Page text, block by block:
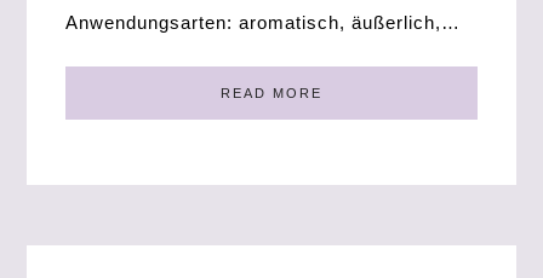
Anwendungsarten: aromatisch, äußerlich,…
READ MORE